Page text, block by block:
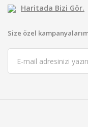
Haritada Bizi Gör.
Size özel